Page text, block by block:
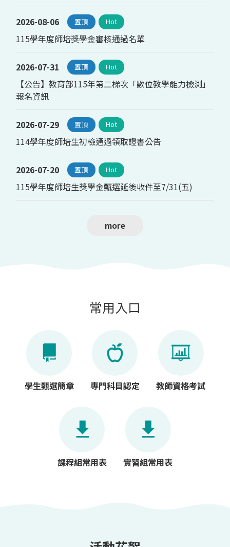
2026-08-06 置頂 Hot
115學年度師培獎學金審核通過名單
2026-07-31 置頂 Hot
【公告】教育部115年第二梯次「數位教學能力檢測」
報名資訊
2026-07-29 置頂 Hot
114學年度師培生初檢通過領取證書公告
2026-07-20 置頂 Hot
115學年度師培生獎學金甄選延後收件至7/31(五)
常用入口
學生甄選簡章 專門科目認定 教師資格考試
課程組常用表 實習組常用表